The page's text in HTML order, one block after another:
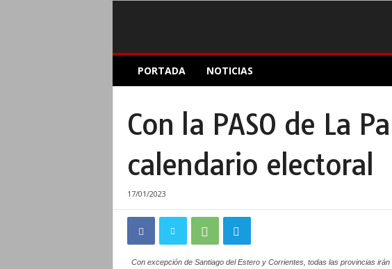
A
PORTADA NOTICIAS
Con la PASO de La
calendario electoral
17/01/2023
Con excepción de Santiago del Estero y Corrientes, todas las provincias